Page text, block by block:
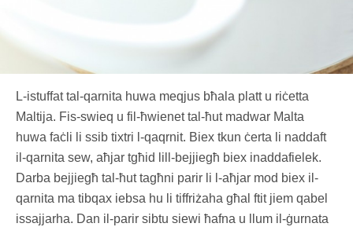
L-istuffat tal-qarnita huwa meqjus bħala platt u riċetta
Maltija. Fis-swieq u fil-ħwienet tal-ħut madwar Malta
huwa faċli li ssib tixtri l-qaqrnit. Biex tkun ċerta li naddaft
il-qarnita sew, aħjar tgħid lill-bejjiegħ biex inaddafielek.
Darba bejjiegħ tal-ħut tagħni parir li l-aħjar mod biex il-
qarnita ma tibqax iebsa hu li tiffriżaha għal ftit jiem qabel
issajjarha. Dan il-parir sibtu siewi ħafna u llum il-ġurnata